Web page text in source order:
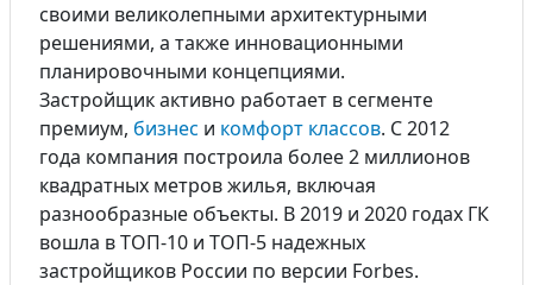
своими великолепными архитектурными
решениями, а также инновационными
планировочными концепциями.
Застройщик активно работает в сегменте
премиум, бизнес и комфорт классов. С 2012
года компания построила более 2 миллионов
квадратных метров жилья, включая
разнообразные объекты. В 2019 и 2020 годах ГК
вошла в ТОП-10 и ТОП-5 надежных
застройщиков России по версии Forbes.